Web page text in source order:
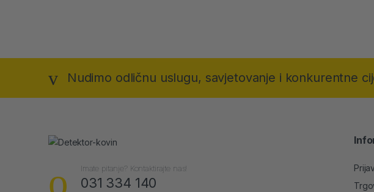
Nudimo odličnu uslugu, savjetovanje i konkurentne
Imate pitanje? Kontaktirajte nas!
031 334 140